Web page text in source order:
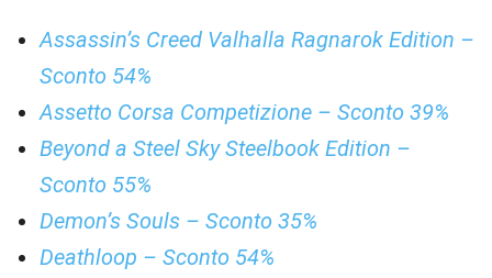
Assassin’s Creed Valhalla Ragnarok Edition –
Sconto 54%
Assetto Corsa Competizione – Sconto 39%
Beyond a Steel Sky Steelbook Edition –
Sconto 55%
Demon’s Souls – Sconto 35%
Deathloop – Sconto 54%